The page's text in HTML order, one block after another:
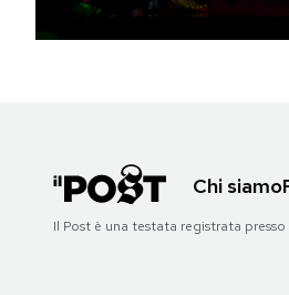
AREA PERSONALE
Chi siamo
Il Post è una testata registrata